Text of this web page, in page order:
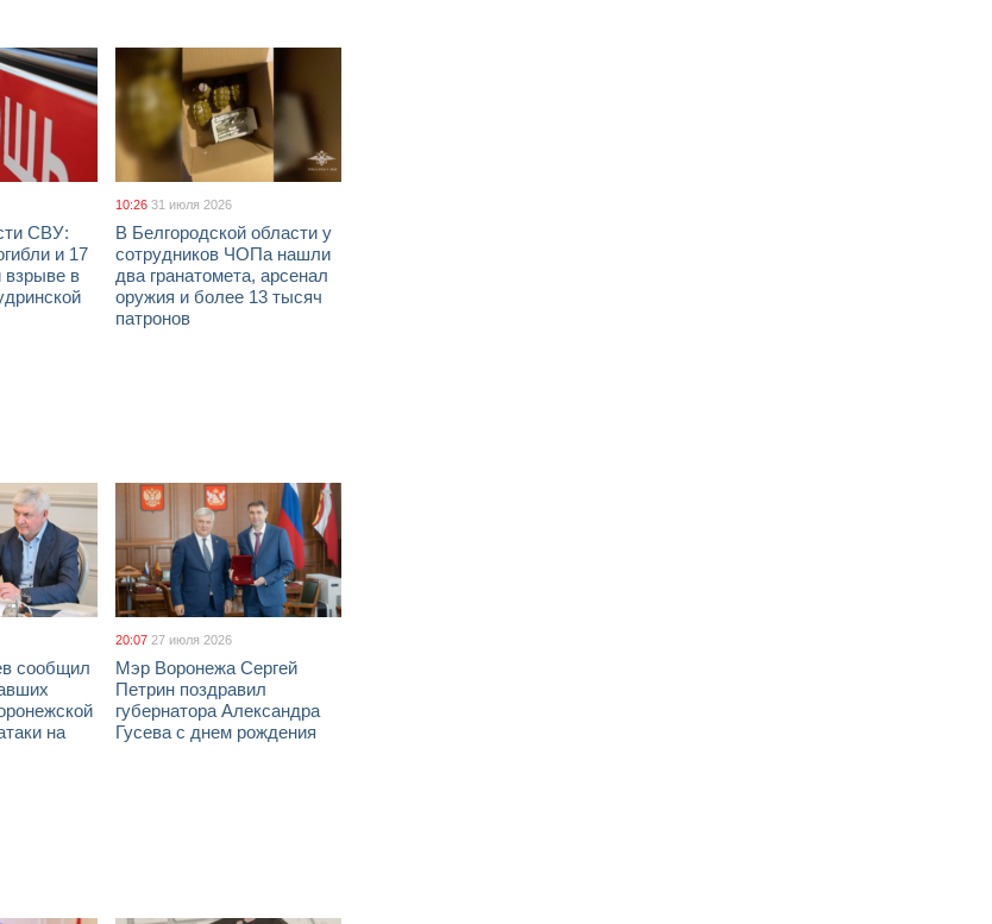
СВУ:
и 17
взрыве в
10:26 31 июля 2026
В Белгородской области у
сотрудников ЧОПа нашли
два гранатомета, арсенал
оружия и более 13 тысяч
патронов
сообщил
на
20:07 27 июля 2026
Мэр Воронежа Сергей
Петрин поздравил
губернатора Александра
Гусева с днем рождения